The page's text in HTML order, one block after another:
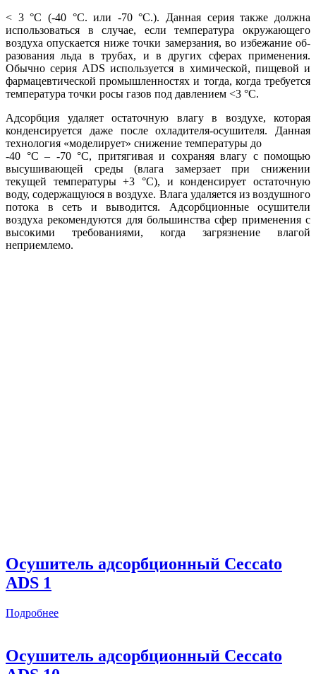
< 3 °C (-40 °C. или -70 °C.). Данная серия также должна
использоваться в случае, если температура окружающего
воздуха опускается ниже точки замерзания, во избежание об-
разования льда в трубах, и в других сферах применения.
Обычно серия ADS используется в химической, пищевой и
фармацевтической промышленностях и тогда, когда требуется
температура точки росы газов под давлением <3 °C.
Адсорбция удаляет остаточную влагу в воздухе, которая
конденсируется даже после охладителя-осушителя. Данная
технология «моделирует» снижение температуры до
-40 °C – -70 °C, притягивая и сохраняя влагу с помощью
высушивающей среды (влага замерзает при снижении
текущей температуры +3 °C), и конденсирует остаточную
воду, содержащуюся в воздухе. Влага удаляется из воздушного
потока в сеть и выводится. Адсорбционные осушители
воздуха рекомендуются для большинства сфер применения с
высокими требованиями, когда загрязнение влагой
неприемлемо.
Осушитель адсорбционный Ceccato
ADS 1
Подробнее
Осушитель адсорбционный Ceccato